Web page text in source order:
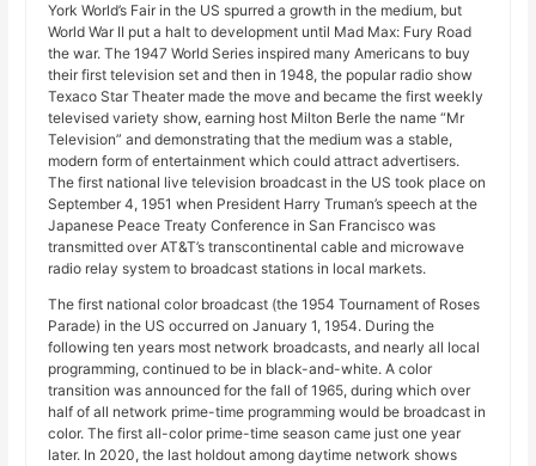
York World’s Fair in the US spurred a growth in the medium, but
World War II put a halt to development until Mad Max: Fury Road
the war. The 1947 World Series inspired many Americans to buy
their first television set and then in 1948, the popular radio show
Texaco Star Theater made the move and became the first weekly
televised variety show, earning host Milton Berle the name “Mr
Television” and demonstrating that the medium was a stable,
modern form of entertainment which could attract advertisers.
The first national live television broadcast in the US took place on
September 4, 1951 when President Harry Truman’s speech at the
Japanese Peace Treaty Conference in San Francisco was
transmitted over AT&T’s transcontinental cable and microwave
radio relay system to broadcast stations in local markets.
The first national color broadcast (the 1954 Tournament of Roses
Parade) in the US occurred on January 1, 1954. During the
following ten years most network broadcasts, and nearly all local
programming, continued to be in black-and-white. A color
transition was announced for the fall of 1965, during which over
half of all network prime-time programming would be broadcast in
color. The first all-color prime-time season came just one year
later. In 2020, the last holdout among daytime network shows